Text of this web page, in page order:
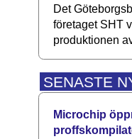
Det
företaget SHT
produktionen
SENASTE
Microchip